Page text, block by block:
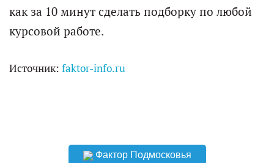
как за 10 минут сделать подборку по любой
курсовой работе.
Источник: faktor-info.ru
Фактор Подмосковья